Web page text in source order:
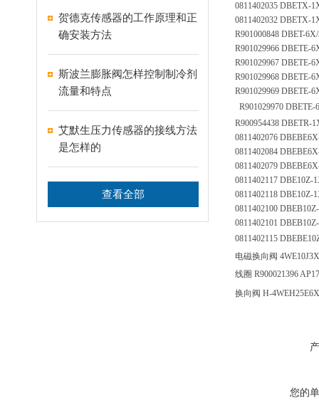
贺德克传感器的工作原理和正
确安装方法
斯波兰膨胀阀怎样控制制冷剂
流量和特点
艾默生压力传感器的接线方法
是怎样的
查看全部
0811402035 DBETX-
0811402032 DBETX-
R901000848 DBET-
R901029966 DBETE-
R901029967 DBETE-
R901029968 DBETE-
R901029969 DBETE-
R901029970
R900954438 DBETR-
0811402076
0811402084
0811402079
0811402117
0811402118
0811402100
0811402101
0811402115
电磁换向阀
线圈 R900021396
换向阀 H-
您的